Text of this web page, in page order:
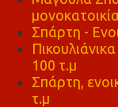
Σπάρτη -
100 τ.μ
Σπάρτη,
τ.μ